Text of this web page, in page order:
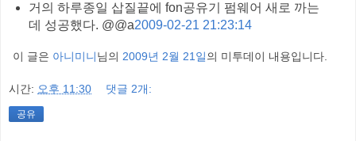
거의 하루종일 삽질끝에 fon공유기 펌웨어 새로 까는
데 성공했다. @@a2009-02-21 21:23:14
이 글은 아니미니님의 2009년 2월 21일의 미투데이 내용입니다.
시간: 오후 11:30 댓글 2개:
공유